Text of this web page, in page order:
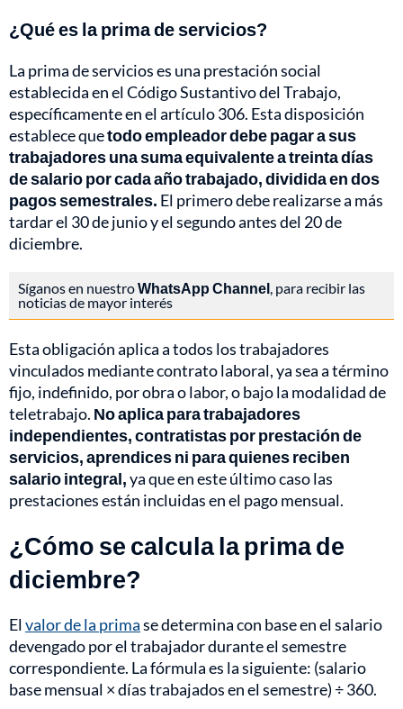
¿Qué es la prima de servicios?
La prima de servicios es una prestación social
establecida en el Código Sustantivo del Trabajo,
específicamente en el artículo 306. Esta disposición
establece quetodo empleador debe pagar a sus
trabajadores una suma equivalente a treinta días
de salario por cada año trabajado, dividida en dos
pagos semestrales. El primero debe realizarse a más
tardar el 30 de junio y el segundo antes del 20 de
diciembre.
Síganos en nuestroWhatsApp Channel, para recibir las
noticias de mayor interés
Esta obligación aplica a todos los trabajadores
vinculados mediante contrato laboral, ya sea a término
fijo, indefinido, por obra o labor, o bajo la modalidad de
teletrabajo. No aplica para trabajadores
independientes, contratistas por prestación de
servicios, aprendices ni para quienes reciben
salario integral,ya que en este último caso las
prestaciones están incluidas en el pago mensual.
¿Cómo se calcula la prima de
diciembre?
Elvalor de la primase determina con base en el salario
devengado por el trabajador durante el semestre
correspondiente. La fórmula es la siguiente: (salario
base mensual × días trabajados en el semestre) ÷ 360.